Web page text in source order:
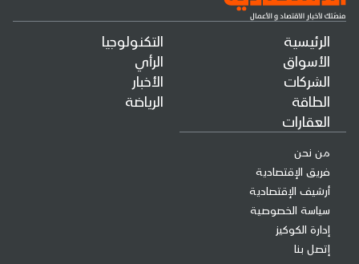
الرئيسية
الأسواق
الشركات
الطاقة
العقارات
التكنولوجيا
الرأي
الأخبار
الرياضة
من نحن
فريق الإقتصادية
أرشيف الإقتصادية
سياسة الخصوصية
إدارة الكوكيز
إتصل بنا